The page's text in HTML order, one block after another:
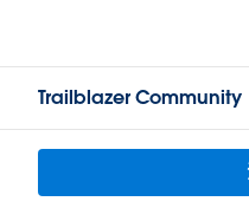
Trailblazer Community